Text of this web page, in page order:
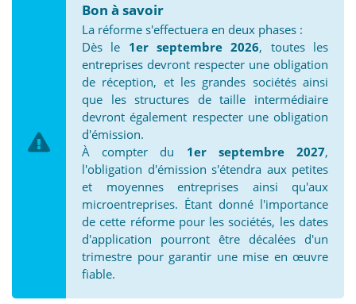
Bon à savoir
La réforme s'effectuera en deux phases :
Dès le 1er septembre 2026, toutes les
entreprises devront respecter une obligation
de réception, et les grandes sociétés ainsi
que les structures de taille intermédiaire
devront également respecter une obligation
d'émission.
À compter du 1er septembre 2027,
l'obligation d'émission s'étendra aux petites
et moyennes entreprises ainsi qu'aux
microentreprises. Étant donné l'importance
de cette réforme pour les sociétés, les dates
d'application pourront être décalées d'un
trimestre pour garantir une mise en œuvre
fiable.